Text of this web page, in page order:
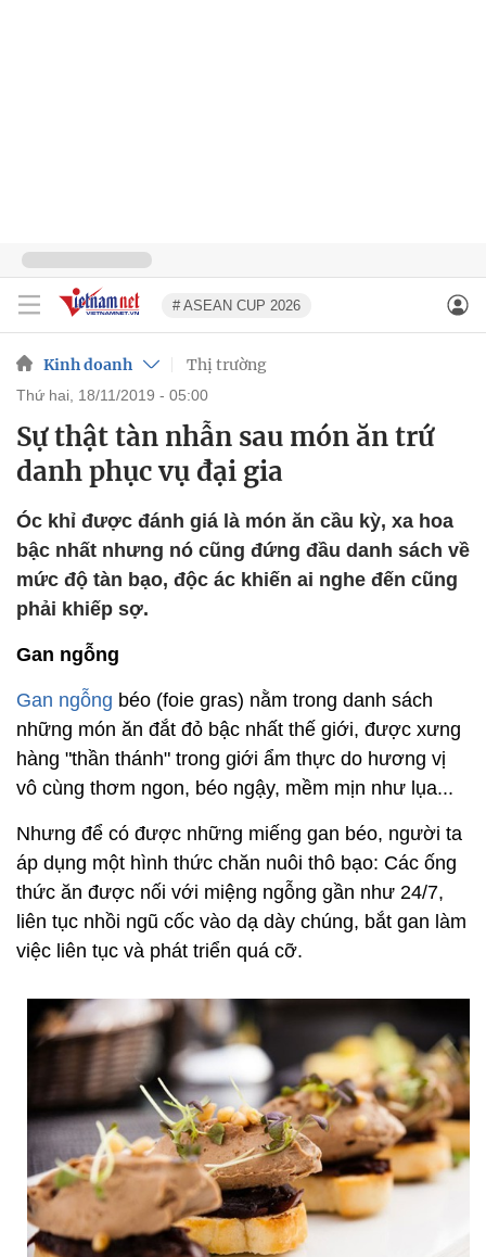
# ASEAN CUP 2026
Kinh doanh Thị trường
thứ hai, 18/11/2019 - 05:00
Sự thật tàn nhẫn sau món ăn trứ
danh phục vụ đại gia
Óc khỉ được đánh giá là món ăn cầu kỳ, xa hoa
bậc nhất nhưng nó cũng đứng đầu danh sách về
mức độ tàn bạo, độc ác khiến ai nghe đến cũng
phải khiếp sợ.
Gan ngỗng
Gan ngỗng béo (foie gras) nằm trong danh sách
những món ăn đắt đỏ bậc nhất thế giới, được xưng
hàng "thần thánh" trong giới ẩm thực do hương vị
vô cùng thơm ngon, béo ngậy, mềm mịn như lụa...
Nhưng để có được những miếng gan béo, người ta
áp dụng một hình thức chăn nuôi thô bạo: Các ống
thức ăn được nối với miệng ngỗng gần như 24/7,
liên tục nhồi ngũ cốc vào dạ dày chúng, bắt gan làm
việc liên tục và phát triển quá cỡ.